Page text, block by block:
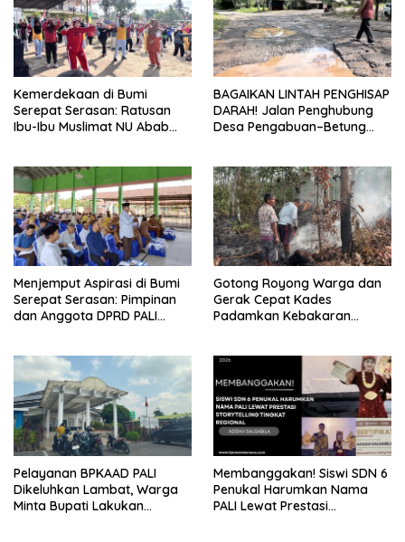
Kemerdekaan di Bumi
Serepat Serasan: Ratusan
Ibu-Ibu Muslimat NU Abab
Indonesia
BAGAIKAN LINTAH PENGHISAP
DARAH! Jalan Penghubung
Desa Pengabuan–Betung
Kerok
Menjemput Aspirasi di Bumi
Serepat Serasan: Pimpinan
dan Anggota DPRD PALI
Melalui Reses Ke-2 Tahun
2026
Gotong Royong Warga dan
Gerak Cepat Kades
Padamkan Kebakaran
Pelayanan BPKAAD PALI
Dikeluhkan Lambat, Warga
Minta Bupati Lakukan
Membanggakan! Siswi SDN 6
Penukal Harumkan Nama
PALI Lewat Prestasi